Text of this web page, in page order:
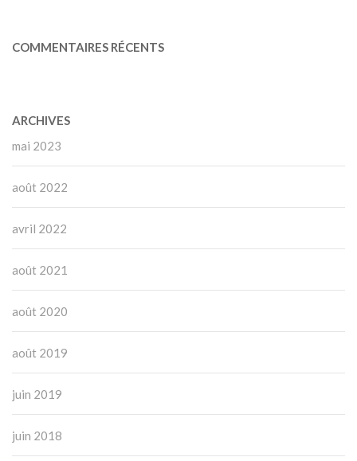
COMMENTAIRES RÉCENTS
ARCHIVES
mai 2023
août 2022
avril 2022
août 2021
août 2020
août 2019
juin 2019
juin 2018